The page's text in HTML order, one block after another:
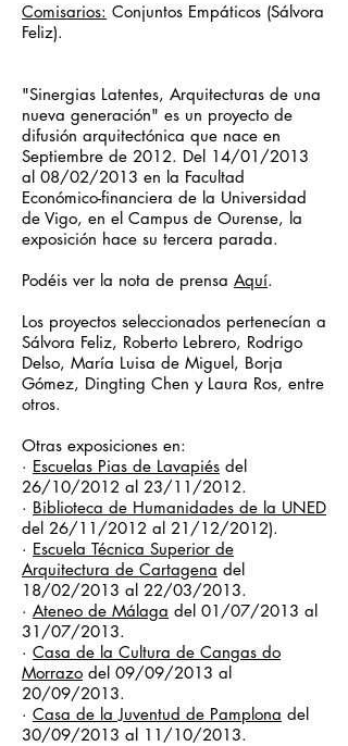
Comisarios: Conjuntos Empáticos (Sálvora
Feliz).
"Sinergias Latentes, Arquitecturas de una
nueva generación" es un proyecto de
difusión arquitectónica que nace en
Septiembre de 2012. Del 14/01/2013
al 08/02/2013 en la Facultad
Económico-financiera de la Universidad
de Vigo, en el Campus de Ourense, la
exposición hace su tercera parada.
Podéis ver la nota de prensa Aquí.
Los proyectos seleccionados pertenecían a
Sálvora Feliz, Roberto Lebrero, Rodrigo
Delso, María Luisa de Miguel, Borja
Gómez, Dingting Chen y Laura Ros, entre
otros.
Otras exposiciones en:
· Escuelas Pias de Lavapiés del
26/10/2012 al 23/11/2012.
· Biblioteca de Humanidades de la UNED
del 26/11/2012 al 21/12/2012).
· Escuela Técnica Superior de
Arquitectura de Cartagena del
18/02/2013 al 22/03/2013.
· Ateneo de Málaga del 01/07/2013 al
31/07/2013.
· Casa de la Cultura de Cangas do
Morrazo del 09/09/2013 al
20/09/2013.
· Casa de la Juventud de Pamplona del
30/09/2013 al 11/10/2013.